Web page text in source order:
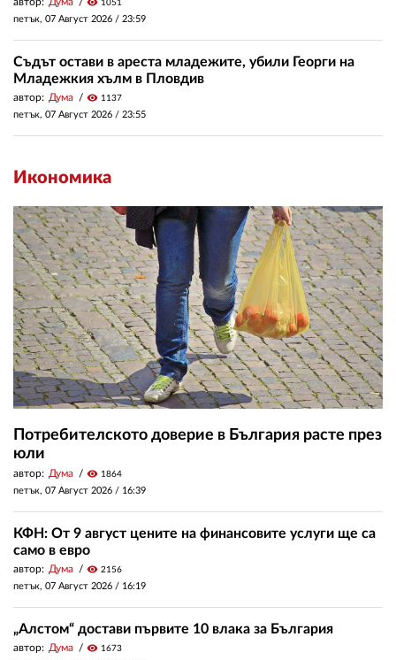
1051
петък, 07 Август 2026 / 23:59
Съдът остави в ареста младежите, убили Георги на
Младежкия хълм в Пловдив
автор: Дума visibility 1137
петък, 07 Август 2026 / 23:55
Икономика
Потребителското доверие в България расте през
юли
автор: Дума visibility 1864
петък, 07 Август 2026 / 16:39
КФН: От 9 август цените на финансовите услуги ще са
само в евро
автор: Дума visibility 2156
петък, 07 Август 2026 / 16:19
„Алстом“ достави първите 10 влака за България
автор: Дума visibility 1673